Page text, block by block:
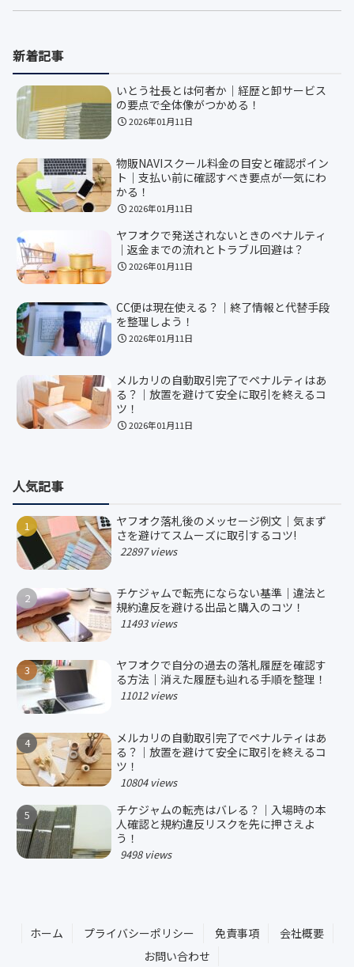
新着記事
いとう社長とは何者か｜経歴と卸サービス
の要点で全体像がつかめる！
2026年01月11日
物販NAVIスクール料金の目安と確認ポイン
ト｜支払い前に確認すべき要点が一気にわ
かる！
2026年01月11日
ヤフオクで発送されないときのペナルティ
｜返金までの流れとトラブル回避は？
2026年01月11日
CC便は現在使える？｜終了情報と代替手段
を整理しよう！
2026年01月11日
メルカリの自動取引完了でペナルティはあ
る？｜放置を避けて安全に取引を終えるコ
ツ！
2026年01月11日
人気記事
ヤフオク落札後のメッセージ例文｜気まず
さを避けてスムーズに取引するコツ!
22897 views
チケジャムで転売にならない基準｜違法と
規約違反を避ける出品と購入のコツ！
11493 views
ヤフオクで自分の過去の落札履歴を確認す
る方法｜消えた履歴も辿れる手順を整理！
11012 views
メルカリの自動取引完了でペナルティはあ
る？｜放置を避けて安全に取引を終えるコ
ツ！
10804 views
チケジャムの転売はバレる？｜入場時の本
人確認と規約違反リスクを先に押さえよ
う！
9498 views
ホーム プライバシーポリシー 免責事項
会社概要
お問い合わせ